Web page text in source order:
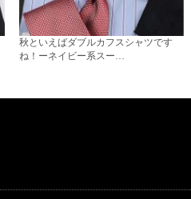
秋といえばダブルカフスシャツです
ね！ーネイビー系スー…